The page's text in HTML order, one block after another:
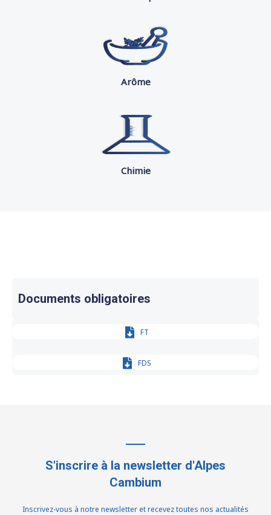
Arôme
Chimie
Documents obligatoires
FT
FDS
S'inscrire à la newsletter d'Alpes
Cambium
Inscrivez-vous à notre newsletter et recevez toutes nos actualités